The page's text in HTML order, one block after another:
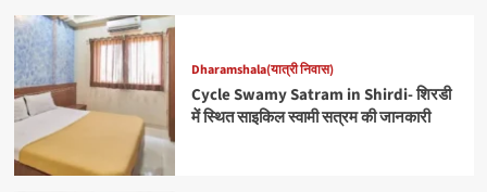
Dharamshala(यात्री निवास)
Cycle Swamy Satram in Shirdi- शिरडी
में स्थित साइकिल स्वामी सत्रम की जानकारी